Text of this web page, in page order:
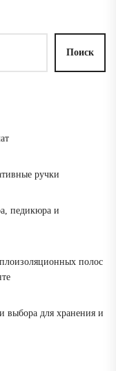
Поиск
ручки
педикюра и
полос
выбора для хранения и